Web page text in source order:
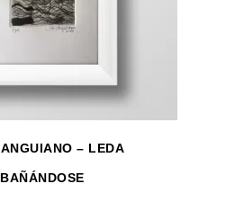
– LEDA
BAÑÁNDOSE